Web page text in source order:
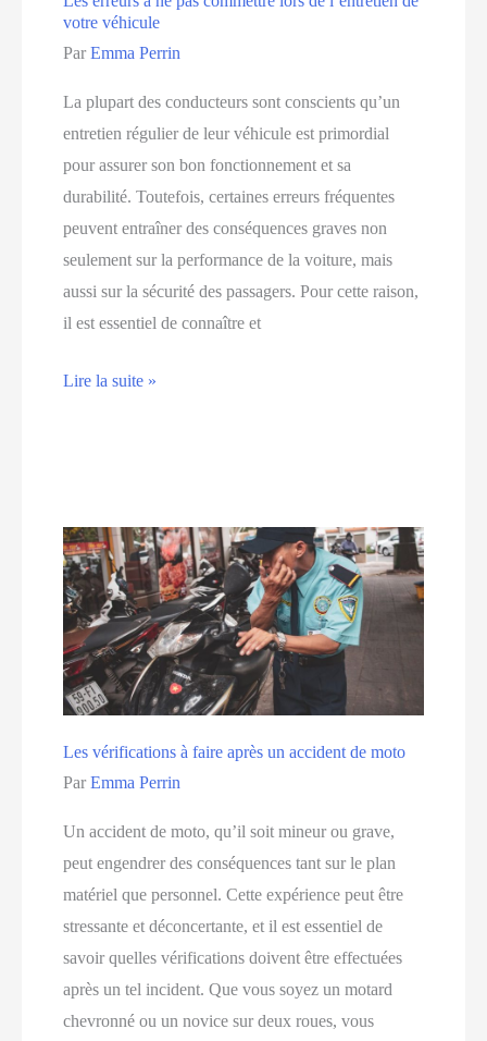
votre véhicule
ParEmma Perrin
La plupart des conducteurs sont conscients qu’un
entretien régulier de leur véhicule est primordial
pour assurer son bon fonctionnement et sa
durabilité. Toutefois, certaines erreurs fréquentes
peuvent entraîner des conséquences graves non
seulement sur la performance de la voiture, mais
aussi sur la sécurité des passagers. Pour cette raison,
il est essentiel de connaître et
Les
commettre
lors
de
l’entretien
de
votre
Lire la suite »
Les vérifications à faire après un accident de moto
ParEmma Perrin
Un accident de moto, qu’il soit mineur ou grave,
peut engendrer des conséquences tant sur le plan
matériel que personnel. Cette expérience peut être
stressante et déconcertante, et il est essentiel de
savoir quelles vérifications doivent être effectuées
après un tel incident. Que vous soyez un motard
chevronné ou un novice sur deux roues, vous